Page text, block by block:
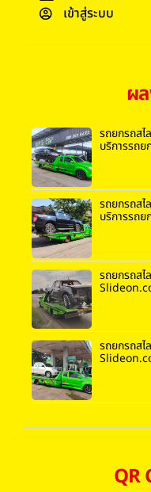
เข้าสู่ระบบ
ผ
รถยกรถสไ
บริการรถ
รถยกรถสไ
บริการรถ
รถยกรถสไ
รถยกรถสไ
QR